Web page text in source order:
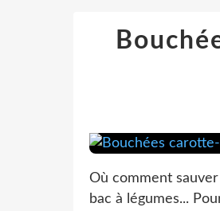
Où comment
bac à légumes...